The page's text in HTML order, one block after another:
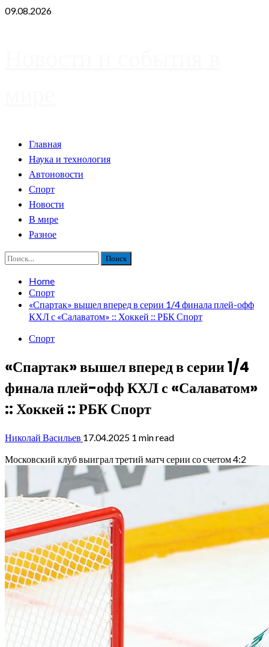
Skip
09.08.2026
PrimaryГлавная
Наука и технология
Автоновости
Спорт
Новости
В мире
Разное
Найти:
Home
Спорт
«Спартак» вышел вперед в серии 1/4 финала плей-офф
КХЛ с «Салаватом» :: Хоккей :: РБК Спорт
Спорт
«Спартак» вышел вперед в серии 1/4
финала плей-офф КХЛ с «Салаватом»
:: Хоккей :: РБК Спорт
Николай Васильев 17.04.2025 1 min read
Московский клуб выиграл третий матч серии со счетом 4:2